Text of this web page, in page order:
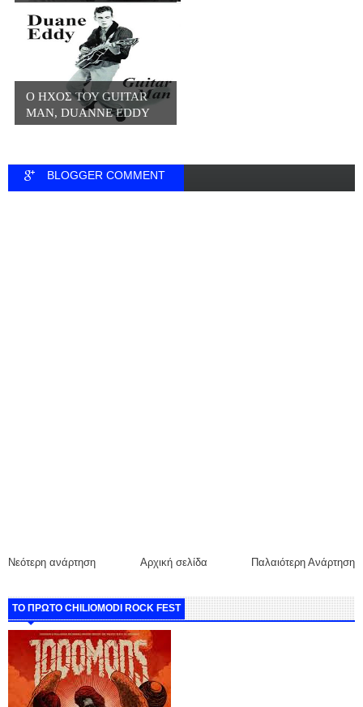
ΛΙΓ...
Ο ΗΧΟΣ ΤΟΥ GUITAR
MAN, DUANNE EDDY
BLOGGER COMMENT
Νεότερη ανάρτηση Παλαιότερη Ανάρτηση
Αρχική σελίδα
ΤΟ ΠΡΩΤΟ CHILIOMODI ROCK FEST